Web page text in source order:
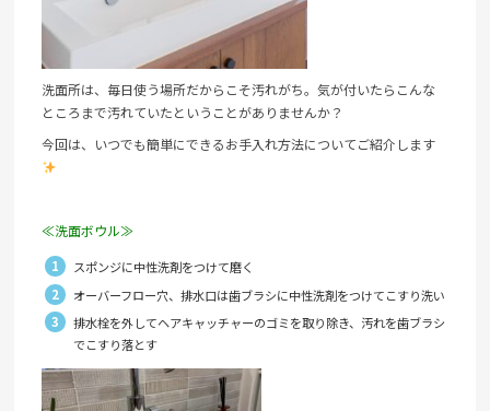
洗面所は、毎日使う場所だからこそ汚れがち。気が付いたらこんな
ところまで汚れていたということがありませんか？
今回は、いつでも簡単にできるお手入れ方法についてご紹介します
≪洗面ボウル≫
スポンジに中性洗剤をつけて磨く
オーバーフロー穴、排水口は歯ブラシに中性洗剤をつけてこすり洗い
排水栓を外してヘアキャッチャーのゴミを取り除き、汚れを歯ブラシ
でこすり落とす